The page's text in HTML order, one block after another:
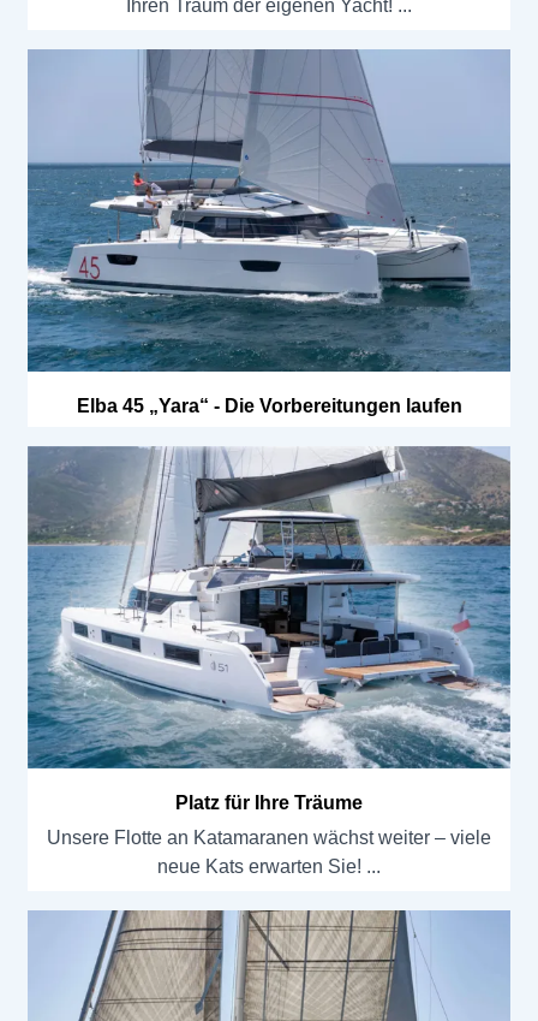
Ihren Traum der eigenen Yacht!
Elba 45 „Yara“ - Die Vorbereitungen laufen
Platz für Ihre Träume
Unsere Flotte an Katamaranen wächst weiter – viele
neue Kats erwarten Sie!